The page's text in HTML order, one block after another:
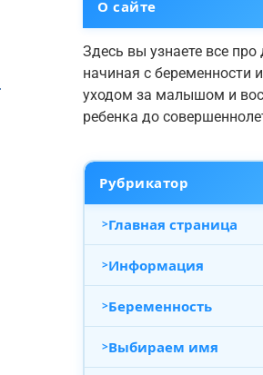
О сайте
Здесь вы узнаете все про
начиная с беременности
уходом за малышом и
ребенка до
Рубрикатор
Главная страница
Информация
Беременность
Выбираем имя